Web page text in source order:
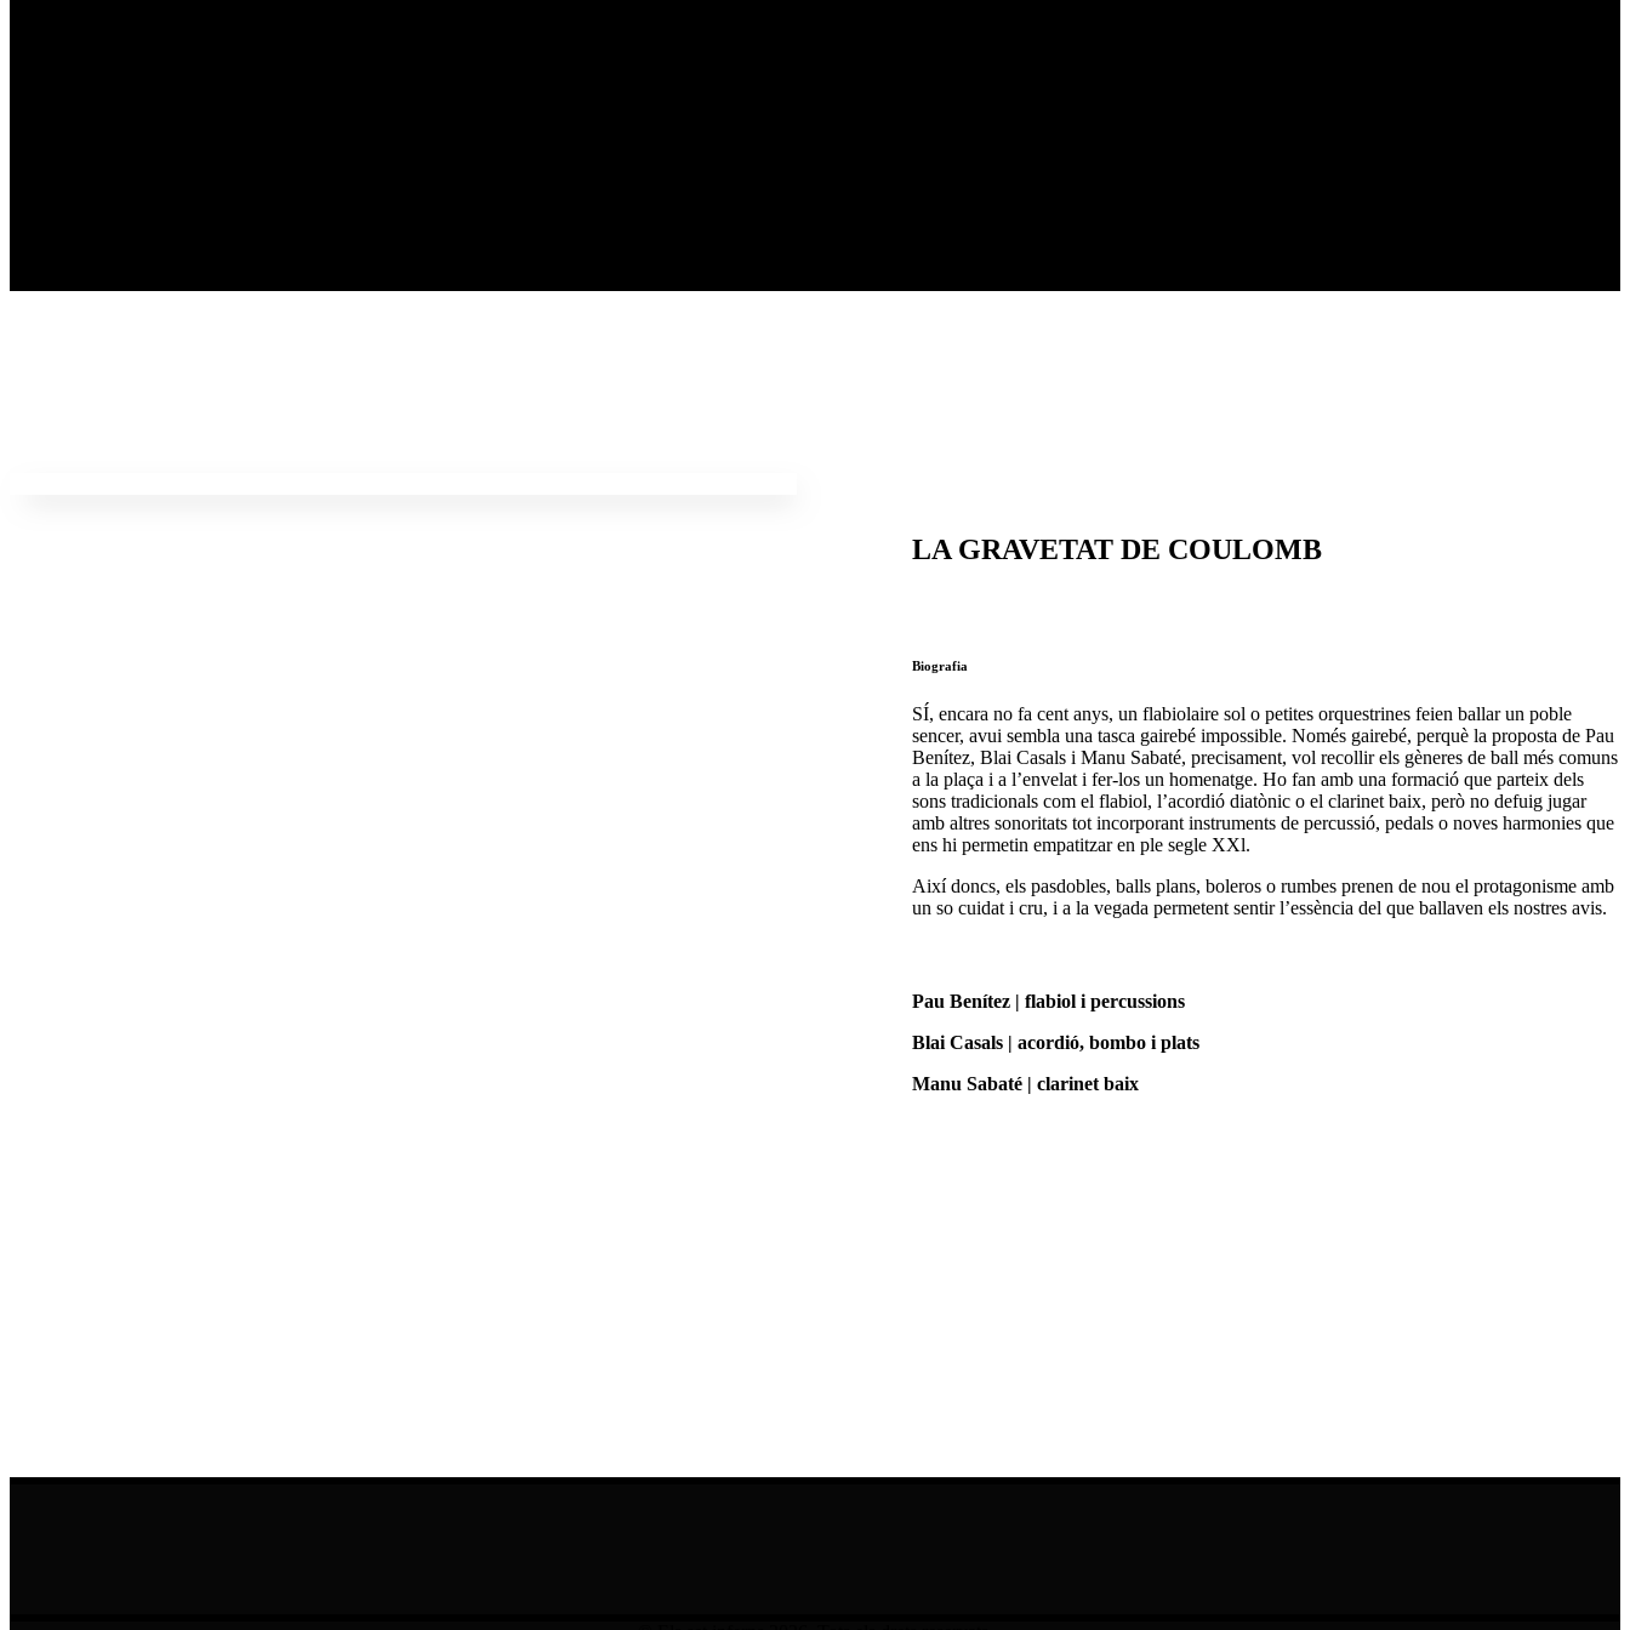
LA GRAVETAT DE COULOMB
Biografia
SÍ, encara no fa cent anys, un flabiolaire sol o petites orquestrines feien ballar un poble
sencer, avui sembla una tasca gairebé impossible. Només gairebé, perquè la proposta de Pau
Benítez, Blai Casals i Manu Sabaté, precisament, vol recollir els gèneres de ball més comuns
a la plaça i a l’envelat i fer-los un homenatge. Ho fan amb una formació que parteix dels
sons tradicionals com el flabiol, l’acordió diatònic o el clarinet baix, però no defuig jugar
amb altres sonoritats tot incorporant instruments de percussió, pedals o noves harmonies que
ens hi permetin empatitzar en ple segle XXl.
Així doncs, els pasdobles, balls plans, boleros o rumbes prenen de nou el protagonisme amb
un so cuidat i cru, i a la vegada permetent sentir l’essència del que ballaven els nostres avis.
Pau Benítez | flabiol i percussions
Blai Casals | acordió, bombo i plats
Manu Sabaté | clarinet baix